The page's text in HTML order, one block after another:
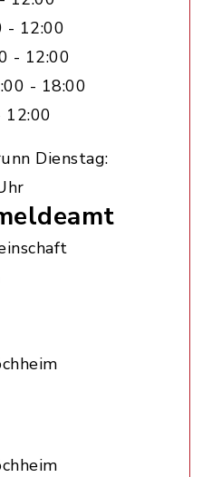
- 12:00
- 12:00
- 18:00
12:00
Dienstag: